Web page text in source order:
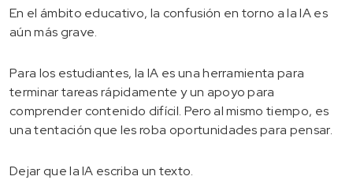
En el ámbito educativo, la confusión en torno a la IA es
aún más grave.
Para los estudiantes, la IA es una herramienta para
terminar tareas rápidamente y un apoyo para
comprender contenido difícil. Pero al mismo tiempo, es
una tentación que les roba oportunidades para pensar.
Dejar que la IA escriba un texto.